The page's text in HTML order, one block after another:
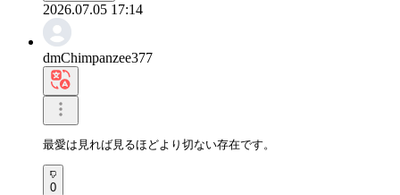
2026.07.05 17:14
dmChimpanzee377
最愛は見れば見るほどより切ない存在です。
0